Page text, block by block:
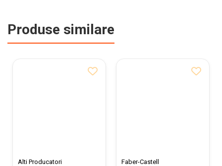
Produse similare
Alti Producatori Faber-Castell